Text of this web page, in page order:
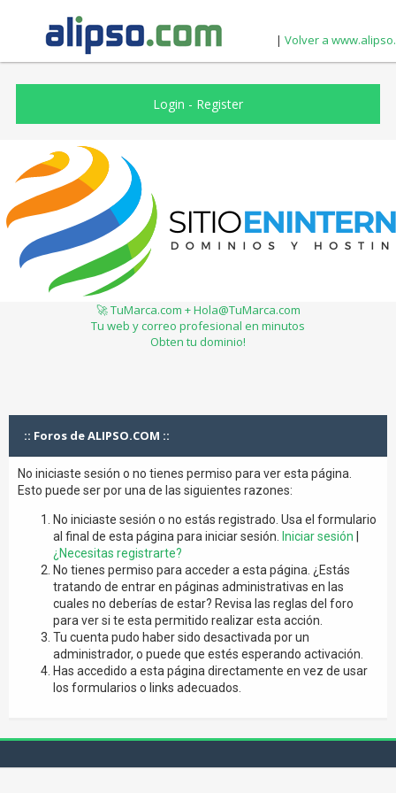
| Volver a
Login - Register
🚀 TuMarca.com + Hola@TuMarca.com
Tu web y correo profesional en minutos
Obten tu dominio!
:: Foros de ALIPSO.COM ::
No iniciaste sesión o no tienes permiso para ver esta página.
Esto puede ser por una de las siguientes razones:
No iniciaste sesión o no estás registrado. Usa el formulario
al final de esta página para iniciar sesión.
Iniciar sesión
¿Necesitas registrarte?
No tienes permiso para acceder a esta página. ¿Estás
tratando de entrar en páginas administrativas en las
cuales no deberías de estar? Revisa las reglas del foro
para ver si te esta permitido realizar esta acción.
Tu cuenta pudo haber sido desactivada por un
administrador, o puede que estés esperando activación.
Has accedido a esta página directamente en vez de usar
los formularios o links adecuados.